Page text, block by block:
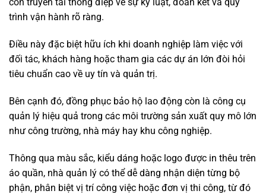
còn truyền tải thông điệp về sự kỷ luật, đoàn kết và quy
trình vận hành rõ ràng.
Điều này đặc biệt hữu ích khi doanh nghiệp làm việc với
đối tác, khách hàng hoặc tham gia các dự án lớn đòi hỏi
tiêu chuẩn cao về uy tín và quản trị.
Bên cạnh đó, đồng phục bảo hộ lao động còn là công cụ
quản lý hiệu quả trong các môi trường sản xuất quy mô lớn
như công trường, nhà máy hay khu công nghiệp.
Thông qua màu sắc, kiểu dáng hoặc logo được in thêu trên
áo quần, nhà quản lý có thể dễ dàng nhận diện từng bộ
phận, phân biệt vị trí công việc hoặc đơn vị thi công, từ đó